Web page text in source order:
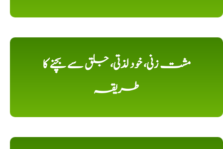
مشت زنی، خود لذتی، جلق سے بچنے کا
طریقہ